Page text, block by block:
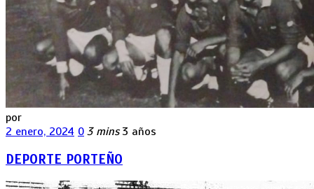
por
2 enero, 2024 0 3 mins 3 años
DEPORTE PORTEÑO